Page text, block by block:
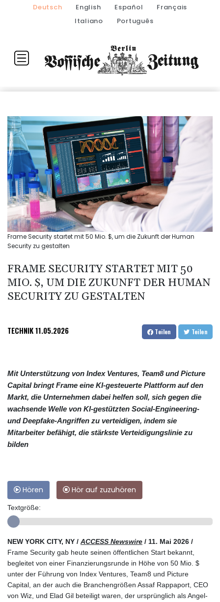
Deutsch English Español
Français
Italiano
Português
Frame Security startet mit 50 Mio. $, um die Zukunft der Human
Security zu gestalten
FRAME SECURITY STARTET MIT 50
MIO. $, UM DIE ZUKUNFT DER HUMAN
SECURITY ZU GESTALTEN
TECHNIK11.05.2026 Teilen Teilen
Mit Unterstützung von Index Ventures, Team8 und Picture
Capital bringt Frame eine KI-gesteuerte Plattform auf den
Markt, die Unternehmen dabei helfen soll, sich gegen die
wachsende Welle von KI-gestützten Social-Engineering-
und Deepfake-Angriffen zu verteidigen, indem sie
Mitarbeiter befähigt, die stärkste Verteidigungslinie zu
bilden
Hören Hör auf zuzuhören
Textgröße:
NEW YORK CITY, NY / ACCESS Newswire / 11. Mai 2026 /
Frame Security gab heute seinen öffentlichen Start bekannt,
begleitet von einer Finanzierungsrunde in Höhe von 50 Mio. $
unter der Führung von Index Ventures, Team8 und Picture
Capital, an der auch die Branchengrößen Assaf Rappaport, CEO
von Wiz, und Elad Gil beteiligt waren, der ursprünglich als Angel-